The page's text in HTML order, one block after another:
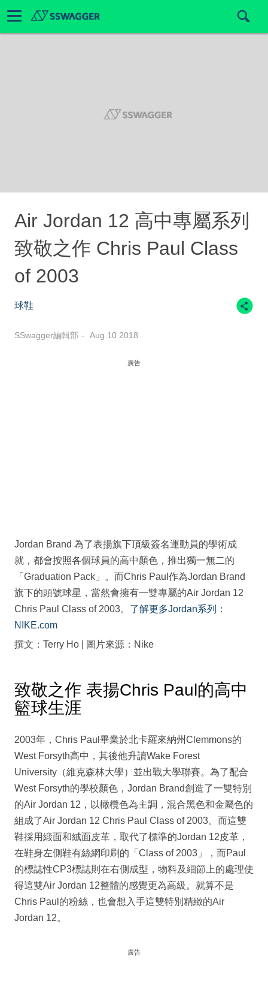
Air Jordan 12 高中專屬系列
致敬之作 Chris Paul Class
of 2003
球鞋
SSwagger編輯部 Aug 10 2018
廣告
Jordan Brand 為了表揚旗下頂級簽名運動員的學術成
就，都會按照各個球員的高中顏色，推出獨一無二的
「Graduation Pack」。而Chris Paul作為Jordan Brand
旗下的頭號球星，當然會擁有一雙專屬的Air Jordan 12
Chris Paul Class of 2003。 了解更多Jordan系列：
NIKE.com
撰文：Terry Ho | 圖片來源：Nike
致敬之作 表揚Chris Paul的高中
籃球生涯
2003年，Chris Paul畢業於北卡羅來納州Clemmons的
West Forsyth高中，其後他升讀Wake Forest
University（維克森林大學）並出戰大學聯賽。為了配合
West Forsyth的學校顏色，Jordan Brand創造了一雙特別
的Air Jordan 12，以橄欖色為主調，混合黑色和金屬色的
組成了Air Jordan 12 Chris Paul Class of 2003。而這雙
鞋採用緞面和絨面皮革，取代了標準的Jordan 12皮革，
在鞋身左側鞋有絲網印刷的「Class of 2003」，而Paul
的標誌性CP3標誌則在右側成型，物料及細節上的處理使
得這雙Air Jordan 12整體的感覺更為高級。就算不是
Chris Paul的粉絲，也會想入手這雙特別精緻的Air
Jordan 12。
廣告